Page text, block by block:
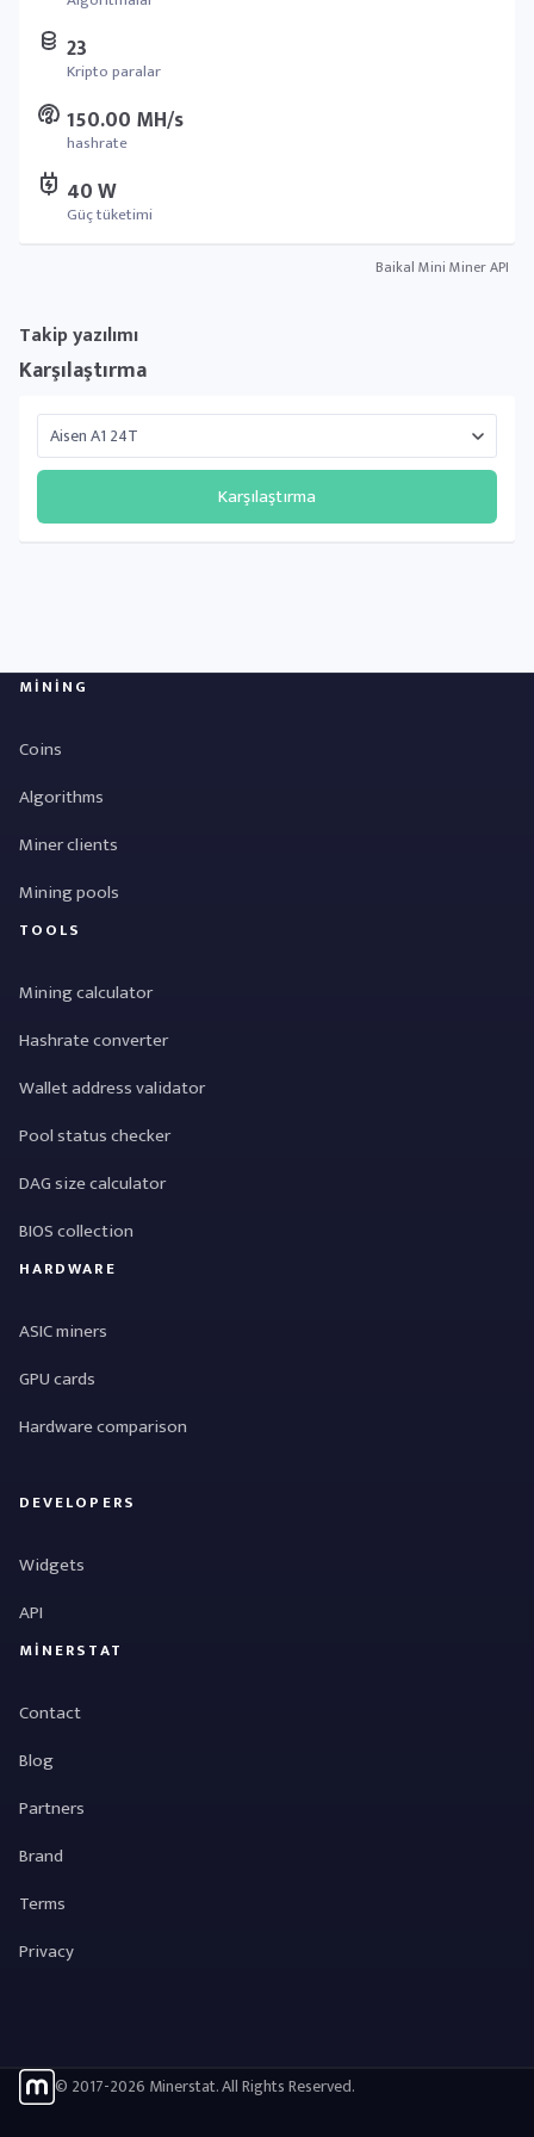
23
Kripto paralar
150.00 MH/s
hashrate
40 W
Güç tüketimi
Baikal Mini Miner API
Takip yazılımı
Karşılaştırma
Karşılaştırma
MINING
Coins
Algorithms
Miner clients
Mining pools
TOOLS
Mining calculator
Hashrate converter
Wallet address validator
Pool status checker
DAG size calculator
BIOS collection
HARDWARE
ASIC miners
GPU cards
Hardware comparison
DEVELOPERS
Widgets
API
MINERSTAT
Contact
Blog
Partners
Brand
Terms
Privacy
© 2017-2026 Minerstat. All Rights Reserved.